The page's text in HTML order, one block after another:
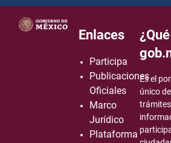
how to embed
Enlaces
Participa
Publicaciones
Oficiales
Marco
Jurídico
Plataforma
Es el
único de